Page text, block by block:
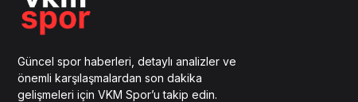
Güncel spor haberleri, detaylı analizler ve
önemli karşılaşmalardan son dakika
gelişmeleri için VKM Spor’u takip edin.